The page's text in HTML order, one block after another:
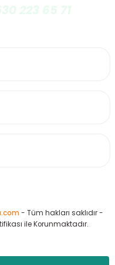
- Tüm hakları saklıdır -
ile Korunmaktadır.